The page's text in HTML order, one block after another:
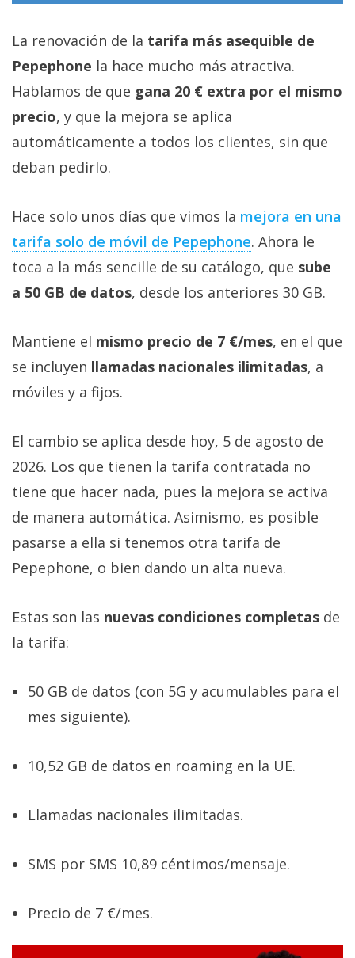
La renovación de la tarifa más asequible de
Pepephone la hace mucho más atractiva.
Hablamos de que gana 20 € extra por el mismo
precio, y que la mejora se aplica
automáticamente a todos los clientes, sin que
deban pedirlo.
Hace solo unos días que vimos la mejora en una
tarifa solo de móvil de Pepephone‎. Ahora le
toca a la más sencille de su catálogo, que sube
a 50 GB de datos, desde los anteriores 30 GB.
Mantiene el mismo precio de 7 €/mes, en el que
se incluyen llamadas nacionales ilimitadas, a
móviles y a fijos.
El cambio se aplica desde hoy, 5 de agosto de
2026. Los que tienen la tarifa contratada no
tiene que hacer nada, pues la mejora se activa
de manera automática. Asimismo, es posible
pasarse a ella si tenemos otra tarifa de
Pepephone, o bien dando un alta nueva.
Estas son las nuevas condiciones completas de
la tarifa:
50 GB de datos (con 5G y acumulables para el
mes siguiente).
10,52 GB de datos en roaming en la UE.
Llamadas nacionales ilimitadas.
SMS por SMS 10,89 céntimos/mensaje.
Precio de 7 €/mes.